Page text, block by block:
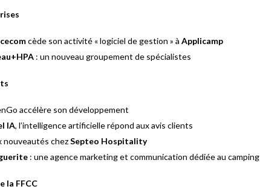
cède son activité « logiciel de gestion » à Applicamp
: un nouveau groupement de spécialistes
accélère son développement
IA, l’intelligence artificielle répond aux avis clients
nouveautés chezSepteo Hospitality
: une agence marketing et communication dédiée au camping
la FFCC